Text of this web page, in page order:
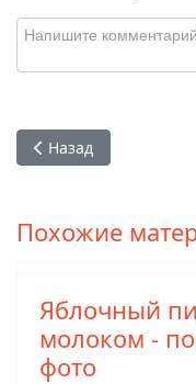
Предыдущий:
Назад
Похожие
Яблочный
молоком -
фото